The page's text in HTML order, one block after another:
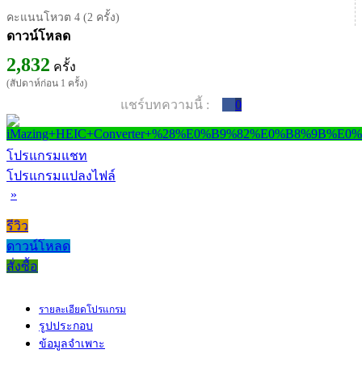
คะแนนโหวต 4 (2 ครั้ง)
ดาวน์โหลด
2,832 ครั้ง
(สัปดาห์ก่อน 1 ครั้ง)
แชร์บทความนี้ : 0
โปรแกรมแชท
โปรแกรมแปลงไฟล์
»
รีวิว
ดาวน์โหลด
สั่งซื้อ
รายละเอียดโปรแกรม
รูปประกอบ
ข้อมูลจำเพาะ